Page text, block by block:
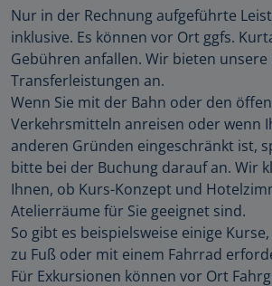
Nur in der Rechnung aufgeführte
inklusive. Es können vor Ort ggfs.
Gebühren anfallen. Wir bieten unsere
Transferleistungen an.
Wenn Sie mit der Bahn oder den
Verkehrsmitteln anreisen oder wenn
anderen Gründen eingeschränkt ist,
bitte bei der Buchung darauf an. Wir
Ihnen, ob Kurs-Konzept und
Atelierräume für Sie geeignet sind.
So gibt es beispielsweise einige
zu Fuß oder mit einem Fahrrad
Für Exkursionen können vor Ort